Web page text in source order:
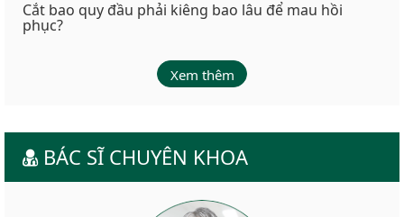
Cắt bao quy đầu phải kiêng bao lâu để mau hồi
phục?
Xem thêm
BÁC SĨ CHUYÊN KHOA